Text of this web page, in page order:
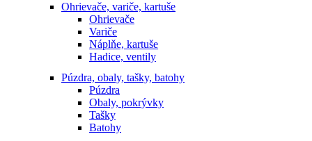
Ohrievače, variče, kartuše
Ohrievače
Variče
Náplňe, kartuše
Hadice, ventily
Púzdra, obaly, tašky, batohy
Púzdra
Obaly, pokrývky
Tašky
Batohy